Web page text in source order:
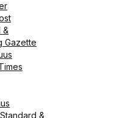
&
Gazette
&